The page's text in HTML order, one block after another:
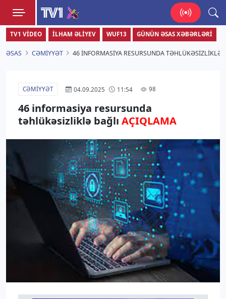
TV1
Zamanı bizimlə yaşa!
TV1 VIDEO İLHAM ƏLIYEV WUF13 GÜNÜN ƏSAS XƏBƏRLƏRI
ƏSAS CƏMIYYƏT 46 INFORMASIYA RESURSUNDA TƏHLÜKƏSIZLIKLƏ
CƏMIYYƏT 04.09.2025 11:54 98
46 informasiya resursunda
təhlükəsizliklə bağlı AÇIQLAMA